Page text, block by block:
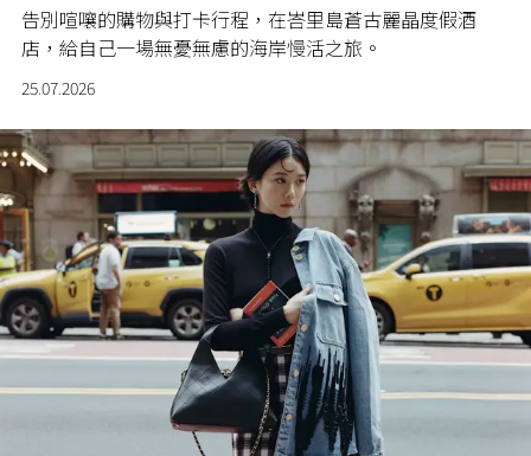
告別喧嚷的購物與打卡行程，在峇里島蒼古麗晶度假酒
店，給自己一場無憂無慮的海岸慢活之旅。
25.07.2026